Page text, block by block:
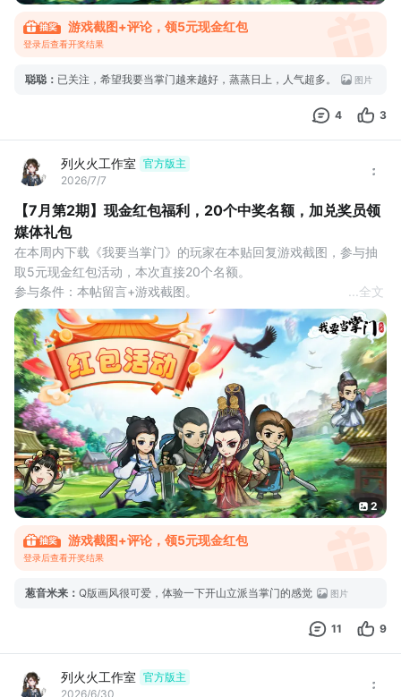
游戏截图+评论，领5元现金红包
登录后查看开奖结果
聪聪 ： 已关注，希望我要当掌门越来越好，蒸蒸日上，人气超多。 图片
4 3
列火火工作室 官方版主
2026/7/7
【7月第2期】现金红包福利，20个中奖名额，加兑奖员领
媒体礼包
在本周内下载《我要当掌门》的玩家在本贴回复游戏截图，参与抽
取5元现金红包活动，本次直接20个名额。
参与条件：本帖留言+游戏截图。
互动奖励：评论区抽取20名观众，获得5元现金红包奖励。
活动时间：2026年7月8日-7月14日
开奖时间：7月14日24点
领取方式：系统自动抽奖，中奖后请及时联系兑奖员。
活动说明：
1.每个tap账号只能领取1次奖励，已领取过可换号参与。
2.每个tap用户只能
全文
2
游戏截图+评论，领5元现金红包
登录后查看开奖结果
葱音米来 ： Q版画风很可爱，体验一下开山立派当掌门的感觉 图片
11 9
列火火工作室 官方版主
2026/6/30